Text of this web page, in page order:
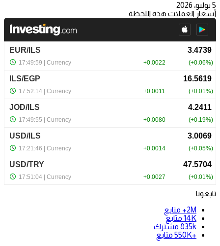
5 يوليو، 2026
أسعار العملات هذه اللحظة
تابعونا
2M+
متابع
14K متابع
835k مشترك
+550K
متابع